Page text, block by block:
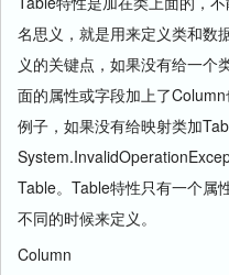
名思义，就是用来定义类和数
义的关键点，如果没有给一个
面的属性或字段加上了
例子，如果没有给映射类加
Table。Table特性只有一个属
不同的时候来定义。
Column